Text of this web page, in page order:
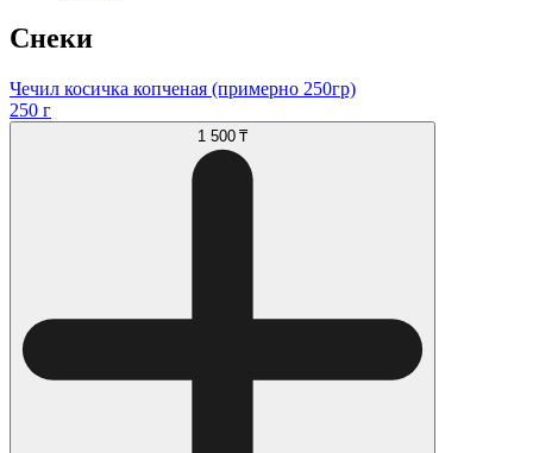
Снеки
Чечил косичка копченая (примерно 250гр)
250 г
1 500 ₸